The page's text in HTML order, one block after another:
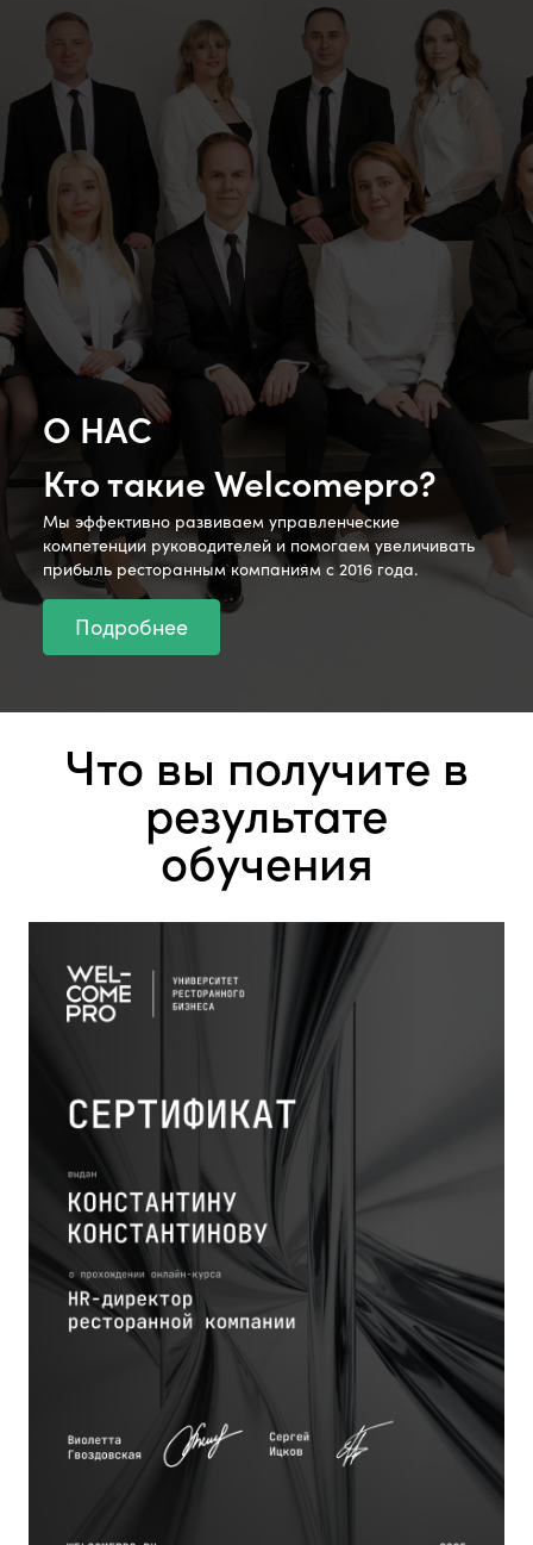
О НАС
Кто такие Welcomepro?
Мы эффективно развиваем управленческие
компетенции руководителей и помогаем увеличивать
прибыль ресторанным компаниям с 2016 года.
Подробнее
Что вы получите в
результате
обучения